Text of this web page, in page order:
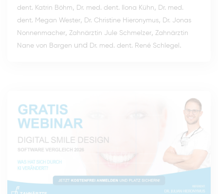
dent. Katrin Böhm, Dr. med. dent. Ilona Kühn, Dr. med.
dent. Megan Wester, Dr. Christine Hieronymus, Dr. Jonas
Nonnenmacher, Zahnärztin Jule Schmelzer, Zahnärztin
Nane von Bargen und Dr. med. dent. René Schlegel .